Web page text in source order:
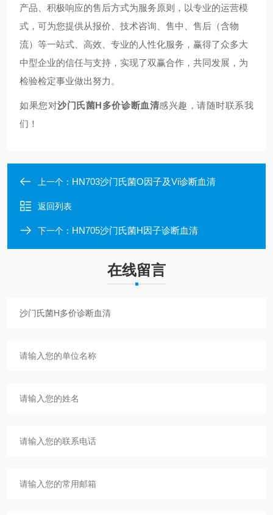
产品、积极响应的售后方式为服务原则，以专业的运营模
式，可为您提供从报价、技术咨询、售中、售后（含物
流）等一站式、高效、专业的人性化服务，赢得了众多大
中型企业的信任与支持，实现了双赢合作，共同发展，为
检验检定事业做出努力。
如果您对沙门氏菌H多价诊断血清感兴趣，请随时联系我
们！
上一个： HN703沙门氏菌O因子及Vi诊断血清
返回列表
下一个： HN705沙门氏菌H因子诊断血清
在线留言